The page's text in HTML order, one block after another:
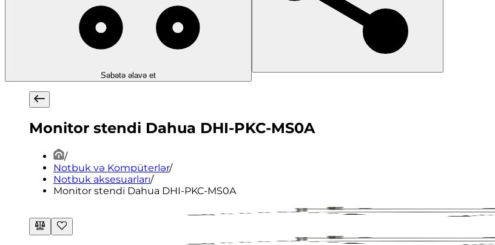
Səbətə əlavə et
Monitor stendi Dahua DHI-PKC-MS0A
/
Notbuk və Kompüterlər/
Notbuk aksesuarları/
Monitor stendi Dahua DHI-PKC-MS0A